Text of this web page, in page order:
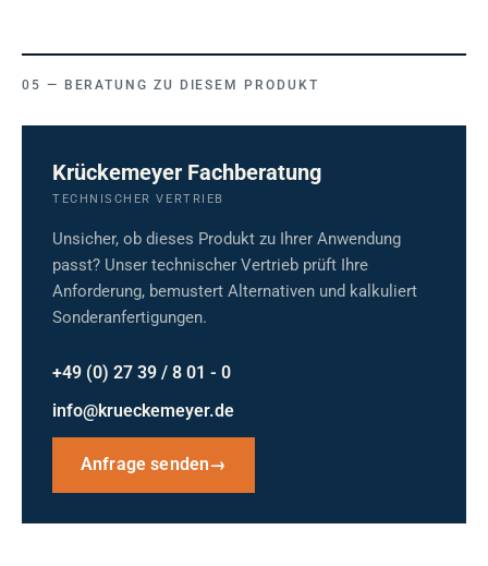
BERATUNG ZU DIESEM PRODUKT
Krückemeyer Fachberatung
TECHNISCHER VERTRIEB
Unsicher, ob dieses Produkt zu Ihrer Anwendung
passt? Unser technischer Vertrieb prüft Ihre
Anforderung, bemustert Alternativen und kalkuliert
Sonderanfertigungen.
+49 (0) 27 39 / 8 01 - 0
info@krueckemeyer.de
Anfrage senden→